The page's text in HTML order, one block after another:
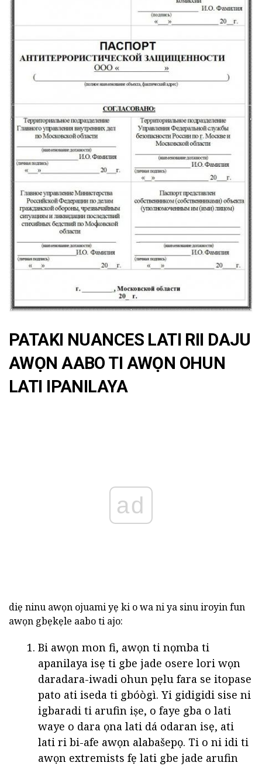
PATAKI NUANCES LATI RII DAJU
AWỌN AABO TI AWỌN OHUN
LATI IPANILAYA
ad
diẹ ninu awọn ojuami yẹ ki o wa ni ya sinu iroyin fun
awọn gbẹkẹle aabo ti ajo:
Bi awọn mon fi, awọn ti nọmba ti
apanilaya isẹ ti gbe jade osere lori wọn
daradara-iwadi ohun pẹlu fara se itopase
pato ati iseda ti gbóògì. Yi gidigidi sise ni
igbaradi ti arufin iṣe, o faye gba o lati
waye o dara ọna lati dá odaran isẹ, ati
lati ri bi-afe awọn alabašepọ. Ti o ni idi ti
awọn extremists fẹ lati gbe jade arufin